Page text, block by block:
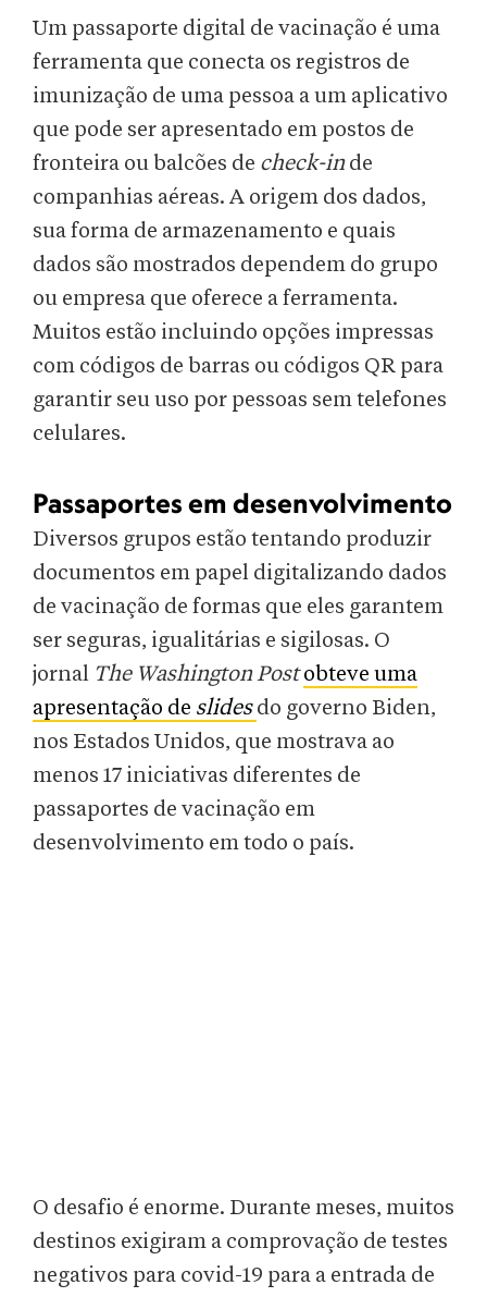
Um passaporte digital de vacinação é uma
ferramenta que conecta os registros de
imunização de uma pessoa a um aplicativo
que pode ser apresentado em postos de
fronteira ou balcões de check-inde
companhias aéreas. A origem dos dados,
sua forma de armazenamento e quais
dados são mostrados dependem do grupo
ou empresa que oferece a ferramenta.
Muitos estão incluindo opções impressas
com códigos de barras ou códigos QR para
garantir seu uso por pessoas sem telefones
celulares.
Passaportes em desenvolvimento
Diversos grupos estão tentando produzir
documentos em papel digitalizando dados
de vacinação de formas que eles garantem
ser seguras, igualitárias e sigilosas. O
jornal The Washington Post obteve uma
apresentação de slides do governo Biden,
nos Estados Unidos, que mostrava ao
menos 17 iniciativas diferentes de
passaportes de vacinação em
desenvolvimento em todo o país.
O desafio é enorme. Durante meses, muitos
destinos exigiram a comprovação de testes
negativos para covid-19 para a entrada de